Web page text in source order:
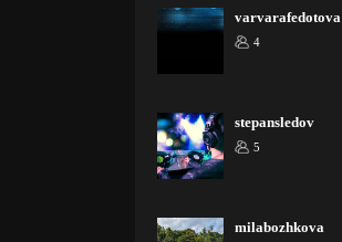
varvarafedotova
4
stepansledov
5
milabozhkova